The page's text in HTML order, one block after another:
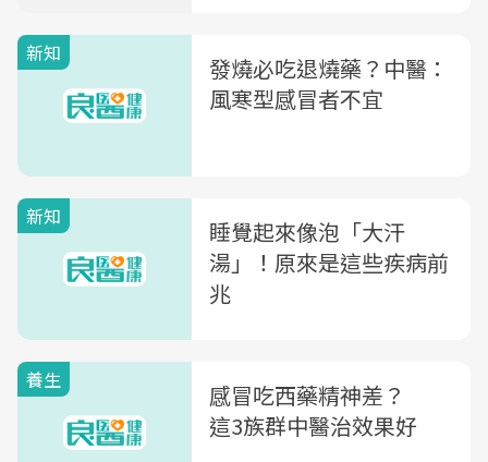
新知
發燒必吃退燒藥？中醫：
風寒型感冒者不宜
新知
睡覺起來像泡「大汗
湯」！原來是這些疾病前
兆
養生
感冒吃西藥精神差？
這3族群中醫治效果好